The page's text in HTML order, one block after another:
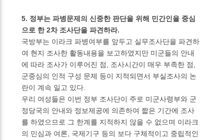
5. 정부는 파병문제의 신중한 판단을 위해 민간인을 중심
으로 한 2차 조사단을 파견하라.
국방부는 이라크 파병여부를 앞두고 실무조사단을 파견하
여 현지 조사한 활동내용을 보고하였지만 미군들의 안내
에 따라 조사가 이루어진 점, 조사시간이 매우 부족한 점,
군중심의 인적 구성 문제 등이 지적되면서 부실조사의 논
란이 계속 일고 있다.
우리 여성들은 이번 정부 조사단이 주로 미군사령부와 군
정당국의 안내와 정보제공에 의존하여 짧은 기간에 조사
를 하였으므로 그 한계를 지적하지 않을 수 없으며 이라크
의 민심과 여론, 국제기구 등의 보다 구체적이고 중립적인